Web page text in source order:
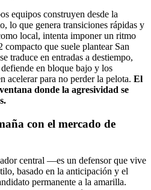
equipos construyen desde la
lo que genera transiciones rápidas y
local, intenta imponer un ritmo
que suele plantear San
traduce en entradas a destiempo,
en bloque bajo y los
acelerar para no perder la pelota. El
donde la agresividad se
con el mercado de
central —es un defensor que vive
basado en la anticipación y el
permanente a la amarilla.